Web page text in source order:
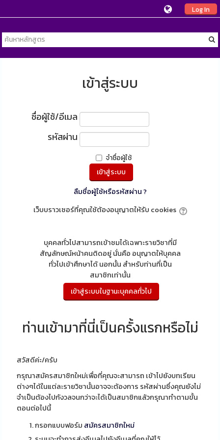
Log In
เข้าสู่ระบบ
ชื่อผู้ใช้/อีเมล
รหัสผ่าน
จำชื่อผู้ใช้
ลืมชื่อผู้ใช้หรือรหัสผ่าน ?
เว็บบราวเซอร์ที่คุณใช้ต้องอนุญาตให้รับ cookies
บุคคลทั่วไปสามารถเข้าชมได้เฉพาะรายวิชาที่มี
สัญลักษณ์หน้าคนติดอยู่ นั่นคือ อนุญาตให้บุคคล
ทั่วไปเข้าศึกษาได้ นอกนั้น สำหรับท่านที่เป็น
สมาชิกเท่านั้น
ท่านเข้ามาที่นี่เป็นครั้งแรกหรือไม่
สวัสดีค่ะ/ครับ
กรุณาสมัครสมาชิกใหม่เพื่อที่คุณจะสามารถ เข้าไปยังบทเรียน
ต่างๆได้ในแต่ละรายวิชานั้นอาจจะต้องการ รหัสผ่านซึ่งคุณยังไม่
จำเป็นต้องไปกังวลจนกว่าจะได้เป็นสมาชิกแล้วกรุณาทำตามขั้น
ตอนต่อไปนี้
กรอกแบบฟอร์ม สมัครสมาชิกใหม่